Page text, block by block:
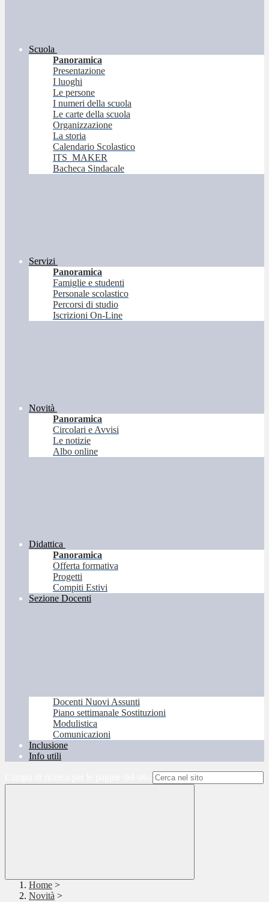
Scuola
Panoramica
Presentazione
I luoghi
Le persone
I numeri della scuola
Le carte della scuola
Organizzazione
La storia
Calendario Scolastico
ITS_MAKER
Bacheca Sindacale
Servizi
Panoramica
Famiglie e studenti
Personale scolastico
Percorsi di studio
Iscrizioni On-Line
Novità
Panoramica
Circolari e Avvisi
Le notizie
Albo online
Didattica
Panoramica
Offerta formativa
Progetti
Compiti Estivi
Sezione Docenti
Docenti Nuovi Assunti
Piano settimanale Sostituzioni
Modulistica
Comunicazioni
Inclusione
Info utili
Home >
Novità >